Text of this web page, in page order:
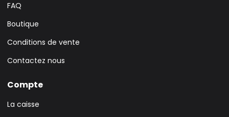
FAQ
Boutique
Conditions de vente
Contactez nous
Compte
La caisse